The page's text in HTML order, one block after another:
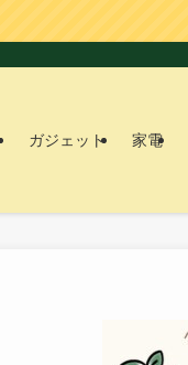
ガジェット 家電